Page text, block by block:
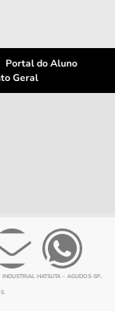
Portal do Aluno
Geral
HATSUTA – AGUDOS-SP,